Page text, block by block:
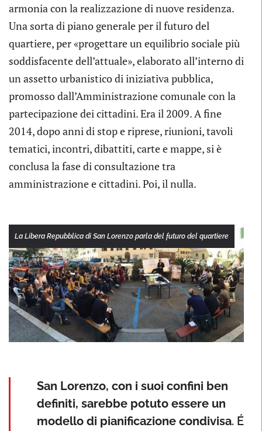
armonia con la realizzazione di nuove residenza.
Una sorta di piano generale per il futuro del
quartiere, per «progettare un equilibrio sociale più
soddisfacente dell’attuale», elaborato all’interno di
un assetto urbanistico di iniziativa pubblica,
promosso dall’Amministrazione comunale con la
partecipazione dei cittadini. Era il 2009. A fine
2014, dopo anni di stop e riprese, riunioni, tavoli
tematici, incontri, dibattiti, carte e mappe, si è
conclusa la fase di consultazione tra
amministrazione e cittadini. Poi, il nulla.
La Libera Repubblica di San Lorenzo parla del futuro del quartiere
San Lorenzo, con i suoi confini ben
definiti, sarebbe potuto essere un
modello di pianificazione condivisa. É